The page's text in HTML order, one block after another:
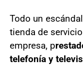
Todo un
tienda de
empresa, p
telefonía y